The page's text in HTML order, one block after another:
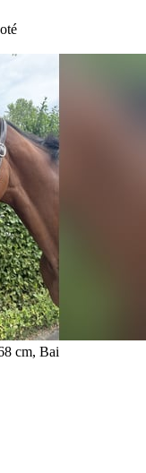
cm, Bai